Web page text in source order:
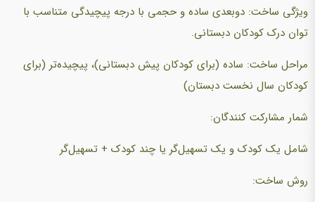
ویژگی ساخت: دوبعدی ساده و حجمی با درجه پیچیدگی متناسب با
توان درک کودکان دبستانی.
مراحل ساخت: ساده (برای کودکان پیش دبستانی)‌، پیچیده‌تر (‌برای
کودکان سال نخست دبستان)
شمار مشارکت کنندگان:
شامل یک کودک و یک تسهیل‌گر یا چند کودک + تسهیل‌گر
روش ساخت: